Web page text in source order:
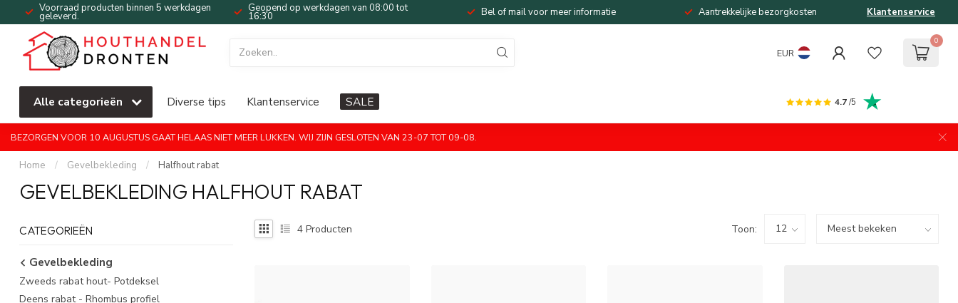
Voorraad producten binnen 5 werkdagen
geleverd.
Geopend op werkdagen van 08:00 tot
16:30 Bel of mail voor meer informatie Aantrekkelijke bezorgkosten Klantenservice
EUR
0
Alle categorieën Diverse tips Klantenservice SALE 4.7/5
BEZORGEN VOOR 10 AUGUSTUS GAAT HELAAS NIET MEER LUKKEN. WIJ ZIJN GESLOTEN VAN 23-07 TOT 09-08.
Home / Gevelbekleding / Halfhout rabat
GEVELBEKLEDING HALFHOUT RABAT
CATEGORIEËN
Gevelbekleding
Zweeds rabat hout- Potdeksel
Deens rabat - Rhombus profiel
4 Producten Toon: